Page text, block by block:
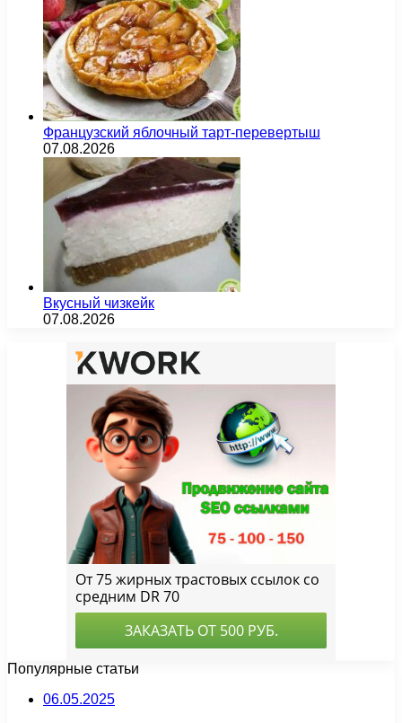
Французский яблочный тарт-перевертыш
07.08.2026
Вкусный чизкейк
07.08.2026
Популярные статьи
06.05.2025